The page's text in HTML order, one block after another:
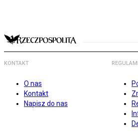
KONTAKT
O nas
Kontakt
Napisz do nas